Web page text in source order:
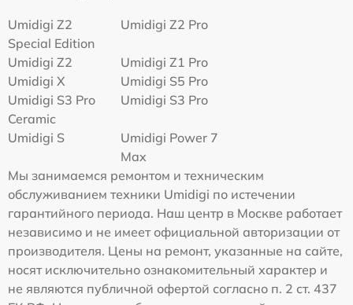
Umidigi Z2
Special Edition
Umidigi Z2 Pro
Umidigi Z2
Umidigi Z1 Pro
Umidigi X
Umidigi S5 Pro
Umidigi S3 Pro
Ceramic
Umidigi S3 Pro
Umidigi S
Umidigi Power 7
Max
Мы занимаемся ремонтом и техническим
обслуживанием техники Umidigi по истечении
гарантийного периода. Наш центр в Москве работает
независимо и не имеет официальной авторизации от
производителя. Цены на ремонт, указанные на сайте,
носят исключительно ознакомительный характер и
не являются публичной офертой согласно п. 2 ст. 437